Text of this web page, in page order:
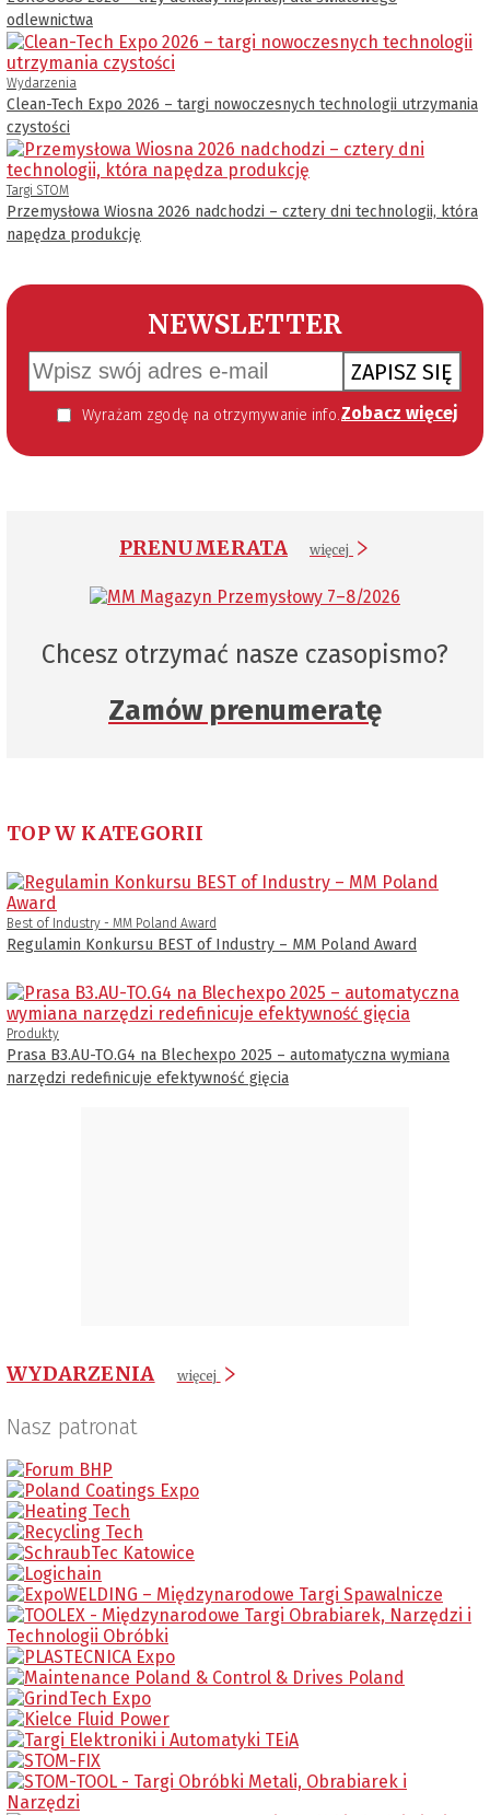
odlewnictwa
Wydarzenia
Clean-Tech Expo 2026 – targi nowoczesnych technologii utrzymania
czystości
Targi STOM
Przemysłowa Wiosna 2026 nadchodzi – cztery dni technologii, która
napędza produkcję
NEWSLETTER
ZAPISZ SIĘ
Wyrażam zgodę na otrzymywanie informacji handlowej kierowanej do mnie za pomocą środków komunikacji elektronicznej w szczególności poczty elektronicznej zgodnie z przepisem art. 10 ust 2 ustawy z dnia 18 lipca 2002 roku o świadczeniu usług drogą elektroniczną (Dz. U. 144 z 2002 r. poz. 1204). Zgoda jest dobrowolna, jednak jej wyrażenie jest konieczne, aby otrzymywać newsletter. Zobacz więcej
PRENUMERATA więcej
Chcesz otrzymać nasze czasopismo?
Zamów prenumeratę
TOP W KATEGORII
Best of Industry - MM Poland Award
Regulamin Konkursu BEST of Industry – MM Poland Award
Produkty
Prasa B3.AU-TO.G4 na Blechexpo 2025 – automatyczna wymiana
narzędzi redefinicuje efektywność gięcia
WYDARZENIA więcej
Nasz patronat